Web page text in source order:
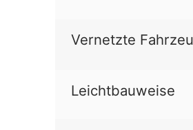
Vernetzte
Leichtbauweise